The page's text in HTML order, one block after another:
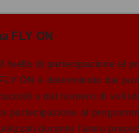
FLY ON
Il livello di partecipazione al
FLY ON è determinato dai
raccolti o dal numero di voli
la partecipazione al
utilizzati durante l'anno